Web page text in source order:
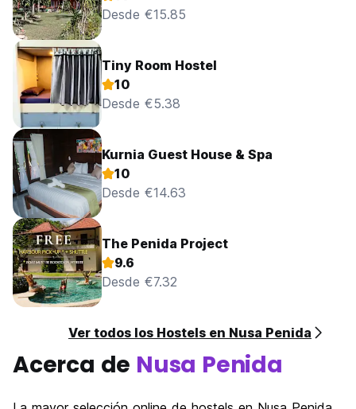
Desde €15.85
Tiny Room Hostel
10
Desde €5.38
Kurnia Guest House & Spa
10
Desde €14.63
The Penida Project
9.6
Desde €7.32
Ver todos los Hostels en Nusa Penida
Acerca de Nusa Penida